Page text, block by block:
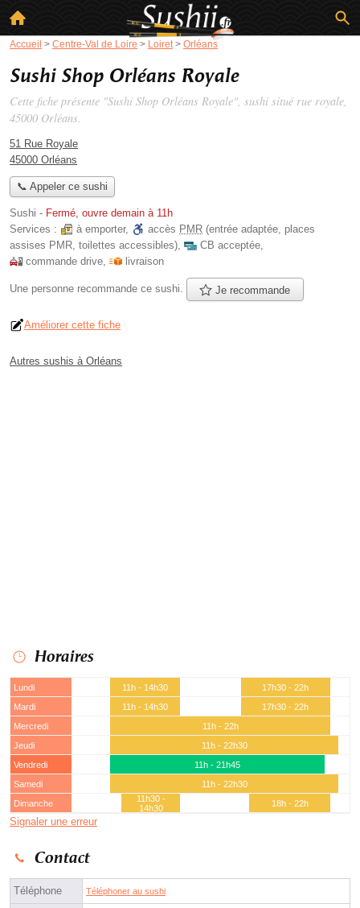
Accueil > Centre-Val de Loire > Loiret > Orléans
Sushi Shop Orléans Royale
Cette fiche présente "Sushi Shop Orléans Royale", sushi situé rue royale,
45000 Orléans.
51 Rue Royale
45000 Orléans
📞 Appeler ce sushi
Sushi - Fermé, ouvre demain à 11h
Services :
à emporter, accès PMR (entrée adaptée, places
assises PMR, toilettes accessibles), CB acceptée,
commande drive, livraison
Une personne recommande ce sushi. Je recommande
Améliorer cette fiche
Autres sushis à Orléans
Horaires
Lundi 11h - 14h30
17h30 - 22h
Mardi
11h - 14h30
17h30 - 22h
Mercredi
11h - 22h
Jeudi
11h - 22h30
Vendredi
11h - 21h45
Samedi
11h - 22h30
Dimanche
11h30 -
14h30
18h - 22h
Signaler une erreur
Contact
Téléphone Téléphoner au sushi